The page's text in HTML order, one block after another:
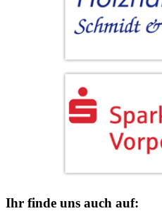
Ihr finde uns auch auf: